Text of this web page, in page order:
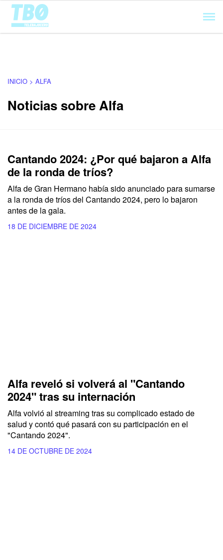
Cargando...
INICIO > ALFA
Noticias sobre Alfa
Cantando 2024: ¿Por qué bajaron a Alfa
de la ronda de tríos?
Alfa de Gran Hermano había sido anunciado para sumarse
a la ronda de tríos del Cantando 2024, pero lo bajaron
antes de la gala.
18 DE DICIEMBRE DE 2024
Alfa reveló si volverá al "Cantando
2024" tras su internación
Alfa volvió al streaming tras su complicado estado de
salud y contó qué pasará con su participación en el
"Cantando 2024".
14 DE OCTUBRE DE 2024